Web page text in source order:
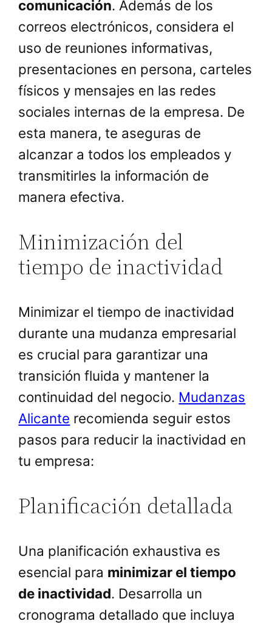
comunicación. Además de los
correos electrónicos, considera el
uso de reuniones informativas,
presentaciones en persona, carteles
físicos y mensajes en las redes
sociales internas de la empresa. De
esta manera, te aseguras de
alcanzar a todos los empleados y
transmitirles la información de
manera efectiva.
Minimización del
tiempo de inactividad
Minimizar el tiempo de inactividad
durante una mudanza empresarial
es crucial para garantizar una
transición fluida y mantener la
continuidad del negocio. Mudanzas
Alicante recomienda seguir estos
pasos para reducir la inactividad en
tu empresa:
Planificación detallada
Una planificación exhaustiva es
esencial para minimizar el tiempo
de inactividad. Desarrolla un
cronograma detallado que incluya